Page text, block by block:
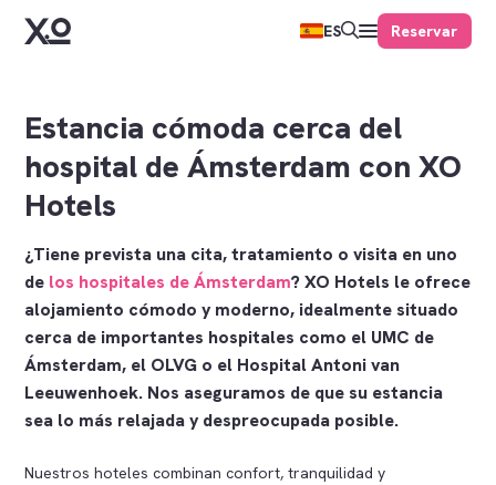
ES Reservar
Estancia cómoda cerca del
hospital de Ámsterdam con XO
Hotels
¿Tiene prevista una cita, tratamiento o visita en uno
de los hospitales de Ámsterdam? XO Hotels le ofrece
alojamiento cómodo y moderno, idealmente situado
cerca de importantes hospitales como el UMC de
Ámsterdam, el OLVG o el Hospital Antoni van
Leeuwenhoek. Nos aseguramos de que su estancia
sea lo más relajada y despreocupada posible.
Nuestros hoteles combinan confort, tranquilidad y